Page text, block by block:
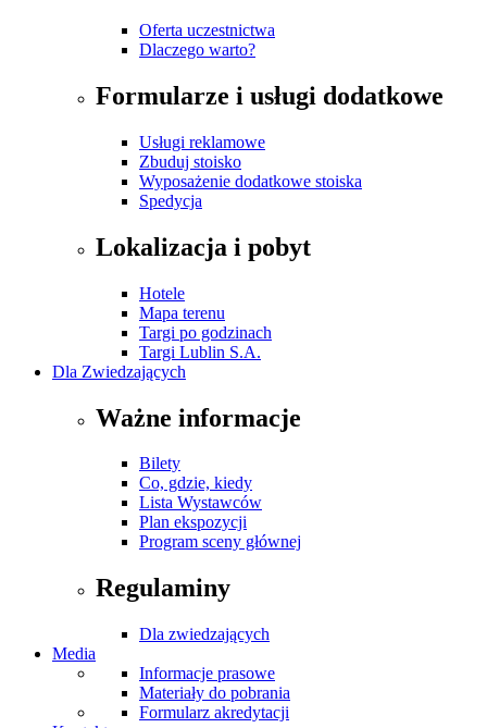
Oferta uczestnictwa
Dlaczego warto?
Formularze i usługi dodatkowe
Usługi reklamowe
Zbuduj stoisko
Wyposażenie dodatkowe stoiska
Spedycja
Lokalizacja i pobyt
Hotele
Mapa terenu
Targi po godzinach
Targi Lublin S.A.
Dla Zwiedzających
Ważne informacje
Bilety
Co, gdzie, kiedy
Lista Wystawców
Plan ekspozycji
Program sceny głównej
Regulaminy
Dla zwiedzających
Media
Informacje prasowe
Materiały do pobrania
Formularz akredytacji